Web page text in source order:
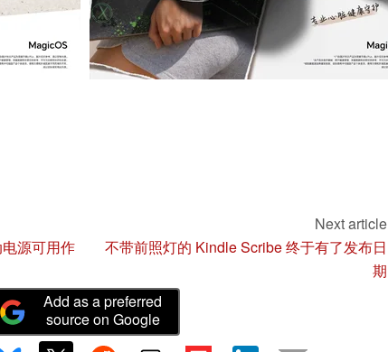
源可用作
Next article
不带前照灯的 Kindle Scribe 终于有了发布日
期
Add as a preferred
source on Google